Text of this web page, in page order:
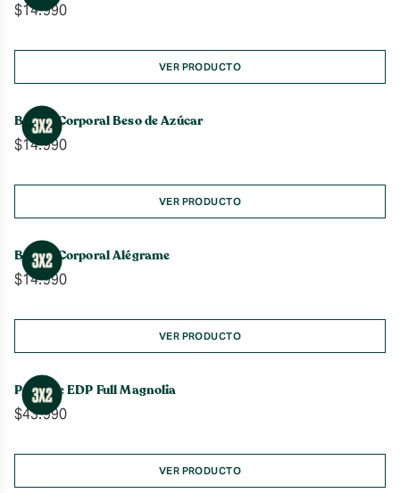
$14.990
VER PRODUCTO
Bruma Corporal Beso de Azúcar
$14.990
VER PRODUCTO
Bruma Corporal Alégrame
$14.990
VER PRODUCTO
Perfume EDP Full Magnolia
$43.990
VER PRODUCTO